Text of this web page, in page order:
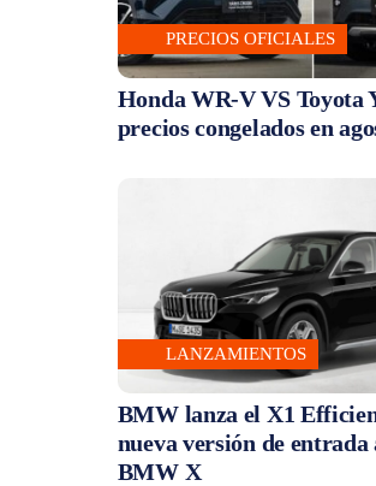
PRECIOS OFICIALES
Honda WR-V VS Toyota
precios congelados en
LANZAMIENTOS
BMW lanza el X1
nueva versión de
BMW X